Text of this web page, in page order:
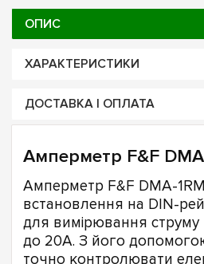
ОПИС
ХАРАКТЕРИСТИКИ
ДОСТАВКА І ОПЛАТА
Амперметр F&F
Амперметр F&F DMA-
встановлення на DIN-
для вимірювання струму
до 20А. З його
точно контролювати